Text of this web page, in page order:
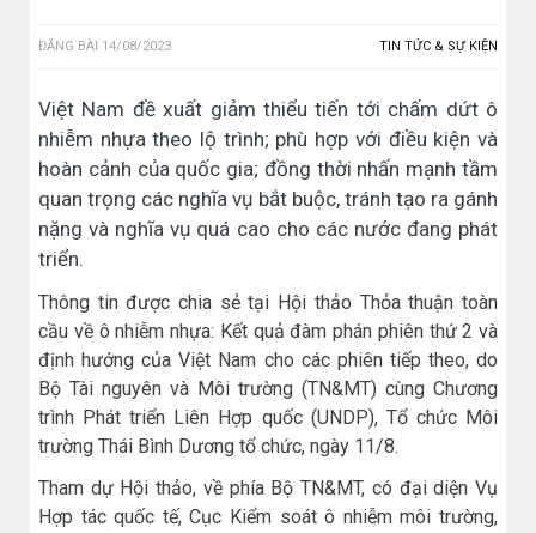
ĐĂNG BÀI 14/08/2023 TIN TỨC & SỰ KIỆN
Việt Nam đề xuất giảm thiểu tiến tới chấm dứt ô
nhiễm nhựa theo lộ trình; phù hợp với điều kiện và
hoàn cảnh của quốc gia; đồng thời nhấn mạnh tầm
quan trọng các nghĩa vụ bắt buộc, tránh tạo ra gánh
nặng và nghĩa vụ quá cao cho các nước đang phát
triển.
Thông tin được chia sẻ tại Hội thảo Thỏa thuận toàn
cầu về ô nhiễm nhựa: Kết quả đàm phán phiên thứ 2 và
định hướng của Việt Nam cho các phiên tiếp theo, do
Bộ Tài nguyên và Môi trường (TN&MT) cùng Chương
trình Phát triển Liên Hợp quốc (UNDP), Tổ chức Môi
trường Thái Bình Dương tổ chức, ngày 11/8.
Tham dự Hội thảo, về phía Bộ TN&MT, có đại diện Vụ
Hợp tác quốc tế, Cục Kiểm soát ô nhiễm môi trường,